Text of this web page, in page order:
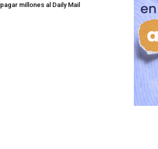
pagar millones al Daily Mail